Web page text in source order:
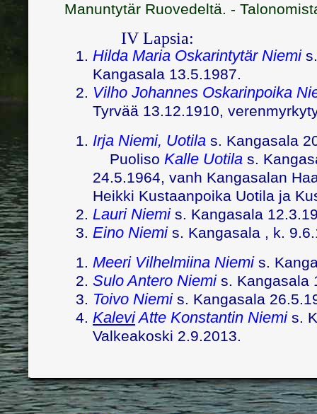
Manuntytär Ruovedeltä. -
IV Lapsia:
Hilda Maria Oskarintytär Niemis.
Kangasala 13.5.1987.
Vilho Johannes Oskarinpoika
Tyrvää 13.12.1910,
Irja Niemi, Uotila s. Kangasala
Puoliso Kalle Uotila s.
24.5.1964, vanh Kangasalan
Heikki Kustaanpoika Uotila ja
Lauri Niemis. Kangasala
Eino Niemis. Kangasala , k.
Meeri Vilhelmiina Niemis.
Sulo Antero Niemis. Kangasala
Toivo Niemis. Kangasala
KaleviAtte Konstantin Niemis.
Valkeakoski 2.9.2013.